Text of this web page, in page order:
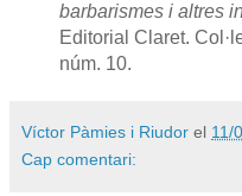
barbarismes i altres
Editorial Claret.
núm. 10.
Víctor Pàmies i Riudor el 11/
Cap comentari: